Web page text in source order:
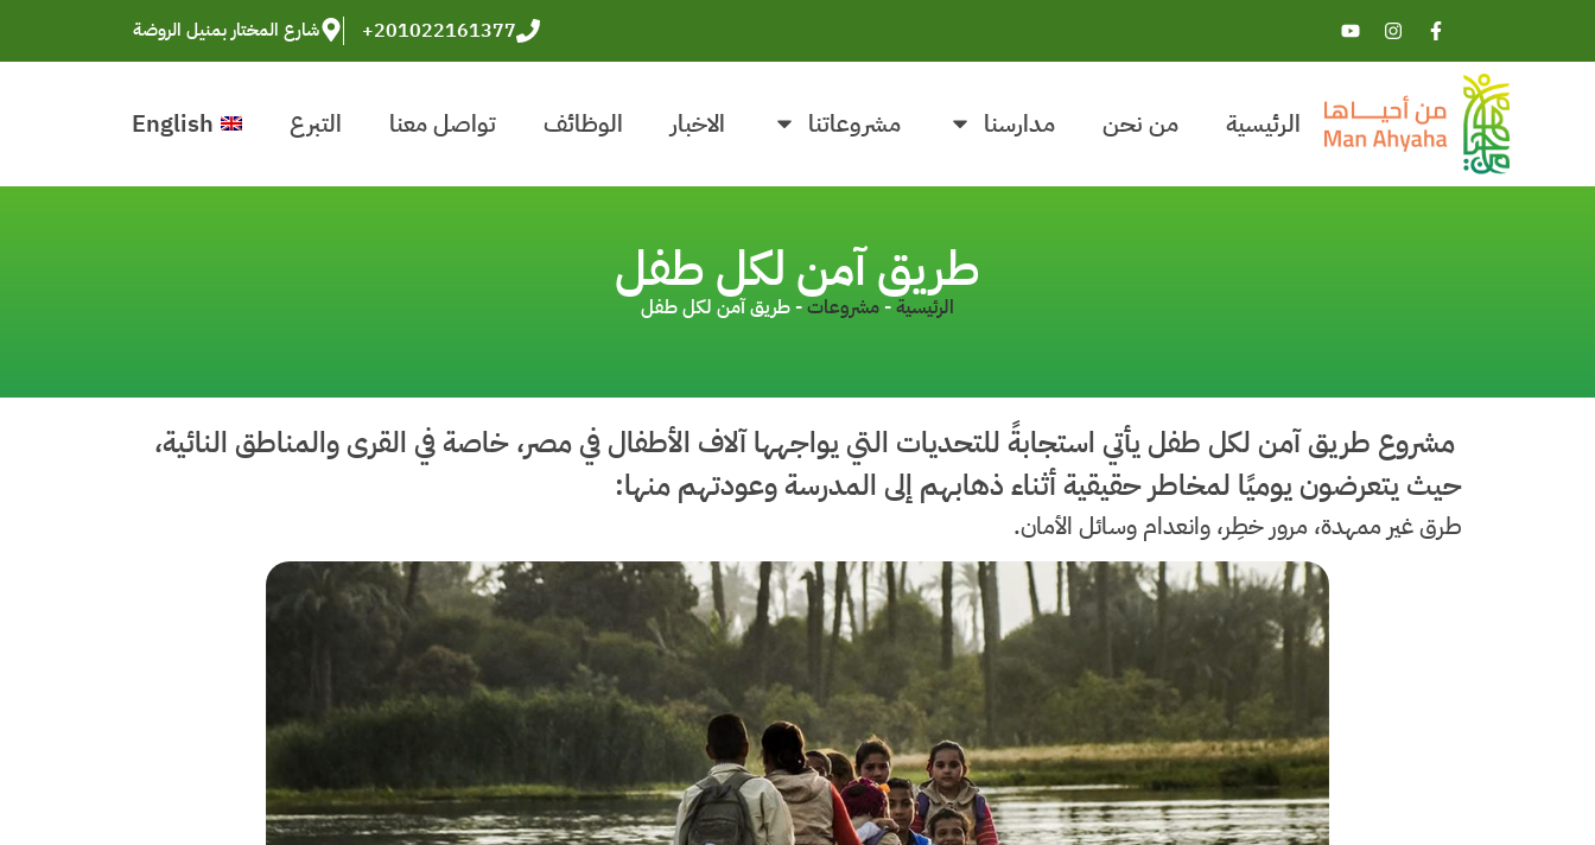
شارع المختار بمنيل الروضة +201022161377
الرئيسية من نحن مدارسنا مشروعاتنا الاخبار الوظائف تواصل معنا التبرع English
طريق آمن لكل طفل
الرئيسية- مشروعات- طريق آمن لكل طفل
مشروع طريق آمن لكل طفل يأتي استجابةً للتحديات التي يواجهها آلاف الأطفال في مصر، خاصة في القرى والمناطق النائية،
حيث يتعرضون يوميًا لمخاطر حقيقية أثناء ذهابهم إلى المدرسة وعودتهم منها:
طرق غير ممهدة، مرور خطِر، وانعدام وسائل الأمان.